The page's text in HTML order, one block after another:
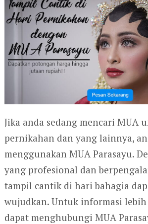
Jika anda sedang mencari MUA
pernikahan dan yang lainnya,
menggunakan MUA Parasayu.
yang profesional dan
tampil cantik di hari bahagia
wujudkan. Untuk informasi
dapat menghubungi MUA